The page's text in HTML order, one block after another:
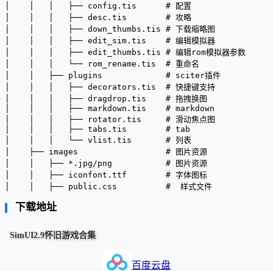
│    │   │   ├── config.tis      # 配置
│    │   │   ├── desc.tis        # 攻略
│    │   │   ├── down_thumbs.tis # 下载缩略图
│    │   │   ├── edit_sim.tis    # 编辑模拟器
│    │   │   ├── edit_thumbs.tis # 编辑rom模拟器参数
│    │   │   └── rom_rename.tis  # 重命名
│    │   ├── plugins             # sciter插件
│    │   │   ├── decorators.tis  # 快捷键支持
│    │   │   ├── dragdrop.tis    # 拖拽换图
│    │   │   ├── markdown.tis    # markdown
│    │   │   ├── rotator.tis     # 滑动焦点图
│    │   │   ├── tabs.tis        # tab
│    │   │   └── vlist.tis       # 列表
│    ├── images                  # 图片资源
│    │   ├── *.jpg/png           # 图片资源
│    │   ├── iconfont.ttf        # 字体图标
下载地址
SimUI2.9怀旧游戏合集
百度云盘